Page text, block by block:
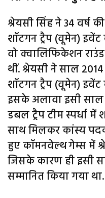
श्रेयसी सिंह ने 34 वर्ष
शॉटगन ट्रैप (वूमेन) इवेंट
वो क्वालिफिकेशन
थीं. श्रेयसी ने साल
शॉटगन ट्रैप (वूमेन)
इसके अलावा इसी
डबल ट्रैप टीम स्पर्धा में
साथ मिलकर कांस्य
हुए कॉमनवेल्थ गेम्स में
जिसके कारण ही इसी
सम्मानित किया गया था.